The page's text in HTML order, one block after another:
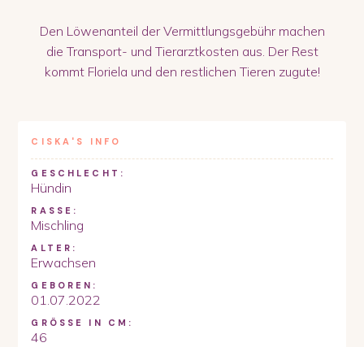
Den Löwenanteil der Vermittlungsgebühr machen
die Transport- und Tierarztkosten aus. Der Rest
kommt Floriela und den restlichen Tieren zugute!
CISKA 'S INFO
GESCHLECHT:
Hündin
RASSE:
Mischling
ALTER:
Erwachsen
GEBOREN:
01.07.2022
GRÖSSE IN CM:
46